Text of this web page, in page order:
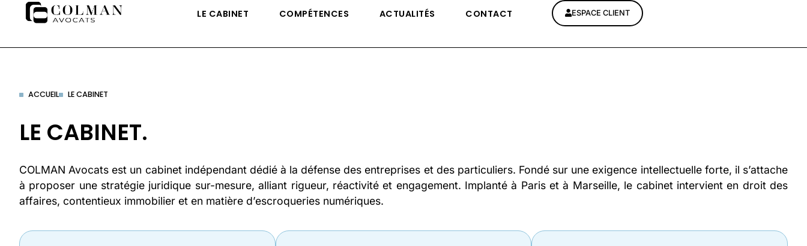
principal
LE CABINET COMPÉTENCES ACTUALITÉS CONTACT ESPACE CLIENT
ACCUEIL LE CABINET
LE CABINET.
COLMAN Avocats est un cabinet indépendant dédié à la défense des entreprises et des particuliers. Fondé sur une exigence intellectuelle forte, il s’attache
à proposer une stratégie juridique sur-mesure, alliant rigueur, réactivité et engagement. Implanté à Paris et à Marseille, le cabinet intervient en droit des
affaires, contentieux immobilier et en matière d’escroqueries numériques.